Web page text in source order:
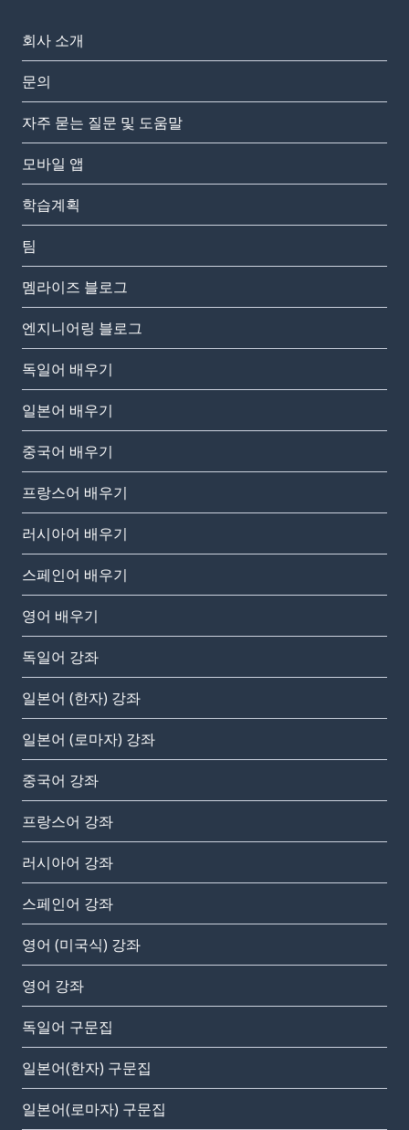
회사 소개
문의
자주 묻는 질문 및 도움말
모바일 앱
학습계획
팀
멤라이즈 블로그
엔지니어링 블로그
독일어 배우기
일본어 배우기
중국어 배우기
프랑스어 배우기
러시아어 배우기
스페인어 배우기
영어 배우기
독일어 강좌
일본어 (한자) 강좌
일본어 (로마자) 강좌
중국어 강좌
프랑스어 강좌
러시아어 강좌
스페인어 강좌
영어 (미국식) 강좌
영어 강좌
독일어 구문집
일본어(한자) 구문집
일본어(로마자) 구문집